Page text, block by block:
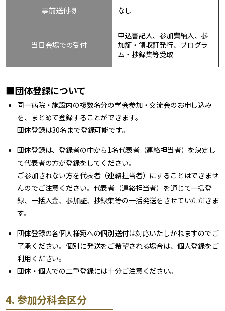
事前送付物 なし
当日会場での受付
申込書記入、参加費納入、参
加証・領収証発行、プログラ
ム・抄録集等受取
■団体登録について
同一病院・施設内の複数名分の学会参加・交流会のお申し込み
を、まとめて登録することができます。
団体登録は30名まで登録可能です。
団体登録は、登録者の中から1名代表者（連絡担当者）を決定し
て代表者の方が登録をしてください。
ご参加されない方を代表者（連絡担当者）にすることはできませ
んのでご注意ください。代表者（連絡担当者）を通じて一括登
録、一括入金、参加証、抄録集等の一括発送をさせていただきま
す。
団体登録の各個人様宛への個別送付は対応いたしかねますのでご
了承ください。個別に発送をご希望される場合は、個人登録をご
利用ください。
団体・個人での二重登録には十分ご注意ください。
4. 参加分科会区分